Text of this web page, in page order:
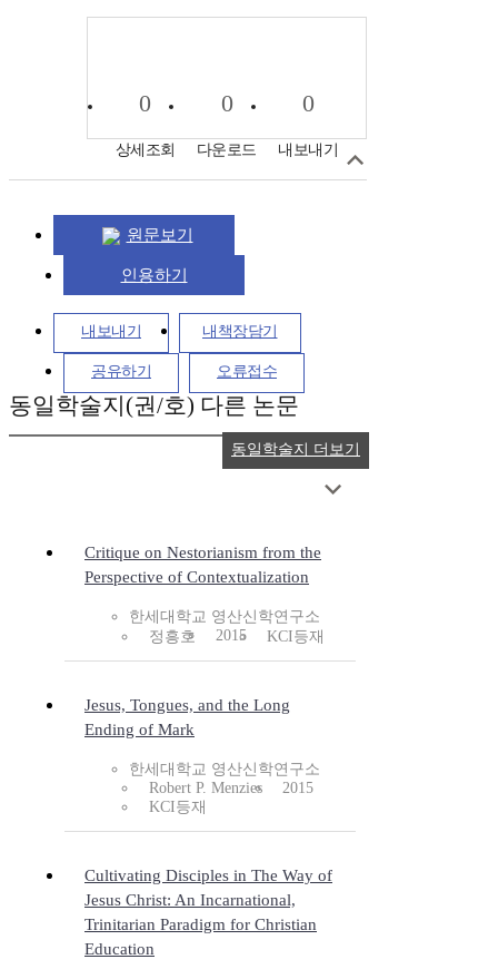
0
상세조회
0
다운로드
0
내보내기
원문보기
인용하기
내보내기 내책장담기
공유하기 오류접수
동일학술지(권/호) 다른 논문
Critique on Nestorianism from the
Perspective of Contextualization
한세대학교 영산신학연구소
정흥호
2015 KCI등재
Jesus, Tongues, and the Long
Ending of Mark
한세대학교 영산신학연구소
Robert P. Menzies
2015
KCI등재
Cultivating Disciples in The Way of
Jesus Christ: An Incarnational,
Trinitarian Paradigm for Christian
Education
동일학술지 더보기